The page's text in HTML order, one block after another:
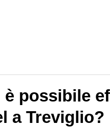
possibile
a Treviglio?